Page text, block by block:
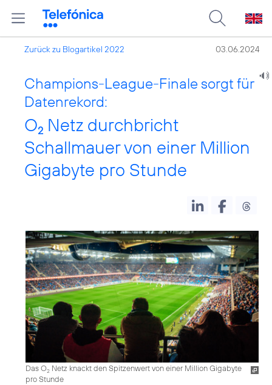
Zurück zu Blogartikel 2022 03.06.2024
Champions-League-Finale sorgt für
Datenrekord:
O2 Netz durchbricht
Schallmauer von einer Million
Gigabyte pro Stunde
Das O2 Netz knackt den Spitzenwert von einer Million Gigabyte
pro Stunde